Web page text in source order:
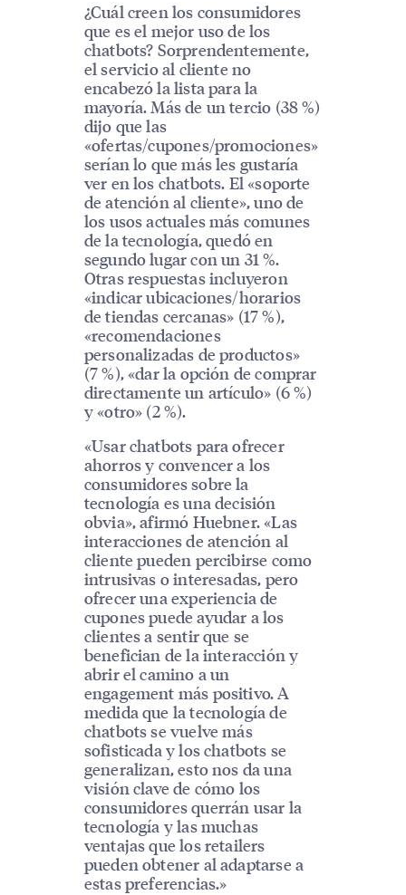
¿Cuál creen los consumidores
que es el mejor uso de los
chatbots? Sorprendentemente,
el servicio al cliente no
encabezó la lista para la
mayoría. Más de un tercio (38 %)
dijo que las
«ofertas/cupones/promociones»
serían lo que más les gustaría
ver en los chatbots. El «soporte
de atención al cliente», uno de
los usos actuales más comunes
de la tecnología, quedó en
segundo lugar con un 31 %.
Otras respuestas incluyeron
«indicar ubicaciones/horarios
de tiendas cercanas» (17 %),
«recomendaciones
personalizadas de productos»
(7 %), «dar la opción de comprar
directamente un artículo» (6 %)
y «otro» (2 %).
«Usar chatbots para ofrecer
ahorros y convencer a los
consumidores sobre la
tecnología es una decisión
obvia», afirmó Huebner. «Las
interacciones de atención al
cliente pueden percibirse como
intrusivas o interesadas, pero
ofrecer una experiencia de
cupones puede ayudar a los
clientes a sentir que se
benefician de la interacción y
abrir el camino a un
engagement más positivo. A
medida que la tecnología de
chatbots se vuelve más
sofisticada y los chatbots se
generalizan, esto nos da una
visión clave de cómo los
consumidores querrán usar la
tecnología y las muchas
ventajas que los retailers
pueden obtener al adaptarse a
estas preferencias.»